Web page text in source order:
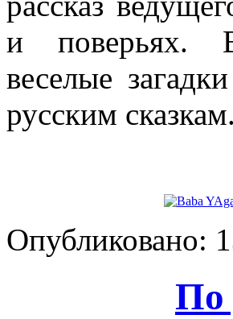
и поверьях. В
веселые
русским сказкам.
Опубликовано:
По